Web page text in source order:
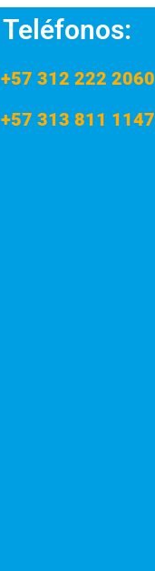
Teléfonos:
+57 312 222 2060
+57 313 811 1147